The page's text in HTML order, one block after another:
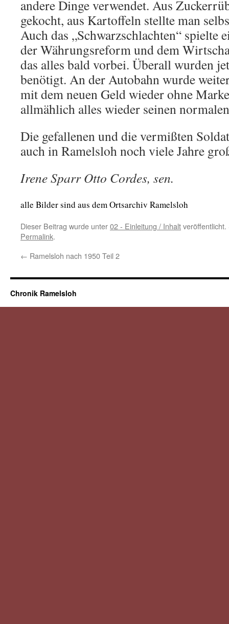
andere Dinge verwendet. Aus
gekocht, aus Kartoffeln stellte man
Auch das „Schwarz­schlachten“ spielte
der Währungsreform und dem
das alles bald vor­bei. Überall wurden
benötigt. An der Autobahn wurde
mit dem neuen Geld wieder ohne
allmählich alles wieder seinen
Die gefallenen und die vermißten
auch in Ramelsloh noch viele Jahre
Irene Sparr Otto Cordes, sen.
alle Bilder sind aus dem Ortsarchiv Ramelsloh
Dieser Beitrag wurde unter02 - Einleitung / Inhalt
Permalink.
← Ramelsloh nach 1950 Teil 2
Chronik Ramelsloh